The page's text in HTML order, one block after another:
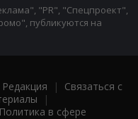
"PR", "Спецпроект",
публикуются на
Редакция | Связаться с
|
Политика в сфере